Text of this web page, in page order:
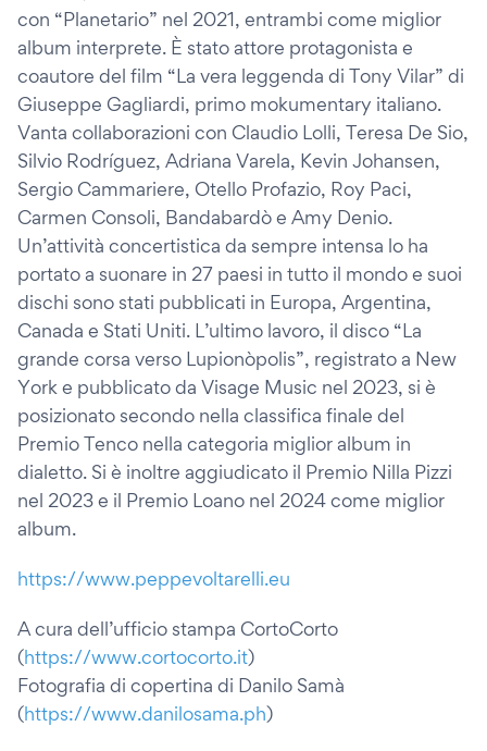
con “Planetario” nel 2021, entrambi come miglior
album interprete. È stato attore protagonista e
coautore del film “La vera leggenda di Tony Vilar” di
Giuseppe Gagliardi, primo mokumentary italiano.
Vanta collaborazioni con Claudio Lolli, Teresa De Sio,
Silvio Rodríguez, Adriana Varela, Kevin Johansen,
Sergio Cammariere, Otello Profazio, Roy Paci,
Carmen Consoli, Bandabardò e Amy Denio.
Un’attività concertistica da sempre intensa lo ha
portato a suonare in 27 paesi in tutto il mondo e suoi
dischi sono stati pubblicati in Europa, Argentina,
Canada e Stati Uniti. L’ultimo lavoro, il disco “La
grande corsa verso Lupionòpolis”, registrato a New
York e pubblicato da Visage Music nel 2023, si è
posizionato secondo nella classifica finale del
Premio Tenco nella categoria miglior album in
dialetto. Si è inoltre aggiudicato il Premio Nilla Pizzi
nel 2023 e il Premio Loano nel 2024 come miglior
album.
https://www.peppevoltarelli.eu
A cura dell’ufficio stampa CortoCorto
(https://www.cortocorto.it)
Fotografia di copertina di Danilo Samà
(https://www.danilosama.ph)